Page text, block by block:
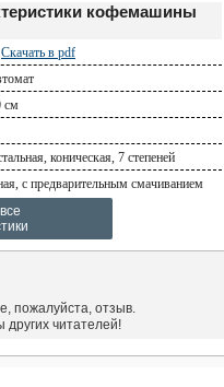
кофемашины
Скачать в pdf
см
коническая, 7 степеней
с предварительным смачиванием
пожалуйста, отзыв.
других читателей!